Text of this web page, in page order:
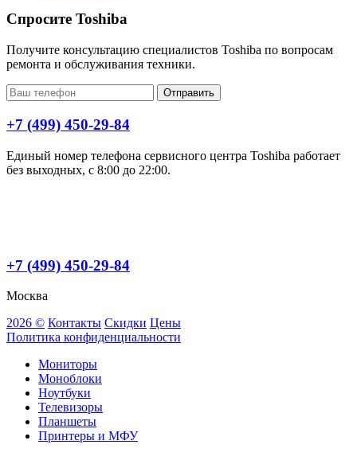
Спросите Toshiba
Получите консультацию специалистов Toshiba по вопросам
ремонта и обслуживания техники.
Отправить
+7 (499) 450-29-84
Единый номер телефона сервисного центра Toshiba работает
без выходных, с 8:00 до 22:00.
+7 (499) 450-29-84
Москва
2026 © Контакты Скидки Цены
Политика конфиденциальности
Мониторы
Моноблоки
Ноутбуки
Телевизоры
Планшеты
Принтеры и МФУ